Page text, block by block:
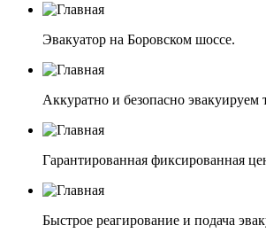
Эвакуатор на Боровском шоссе.
Аккуратно и безопасно эвакуируем
Гарантированная фиксированная
Быстрое реагирование и подача